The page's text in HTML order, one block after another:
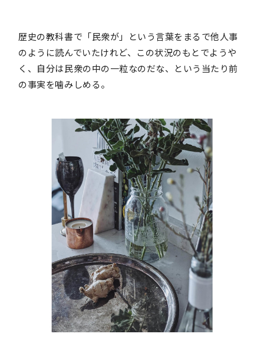
歴史の教科書で「民衆が」という言葉をまるで他人事
のように読んでいたけれど、この状況のもとでようや
く、自分は民衆の中の一粒なのだな、という当たり前
の事実を噛みしめる。